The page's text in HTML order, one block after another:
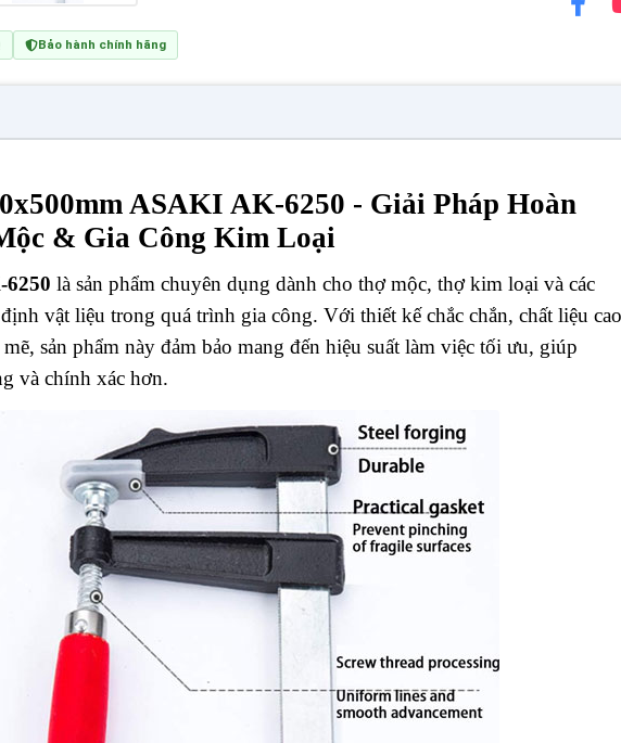
Bảo hành chính hãng
ASAKI AK-6250 - Giải Pháp Hoàn
& Gia Công Kim Loại
là sản phẩm chuyên dụng dành cho thợ mộc, thợ kim loại và các
vật liệu trong quá trình gia công. Với thiết kế chắc chắn, chất liệu cao
sản phẩm này đảm bảo mang đến hiệu suất làm việc tối ưu, giúp
và chính xác hơn.